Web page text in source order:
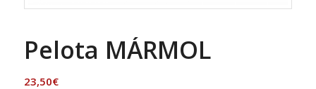
Pelota MÁRMOL
23,50€